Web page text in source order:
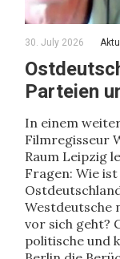
30. July 2026
Parteien
In einem
Filmregisseur
Raum Leipzig
Fragen: Wie
Westdeutsche
vor sich geht?
politische und